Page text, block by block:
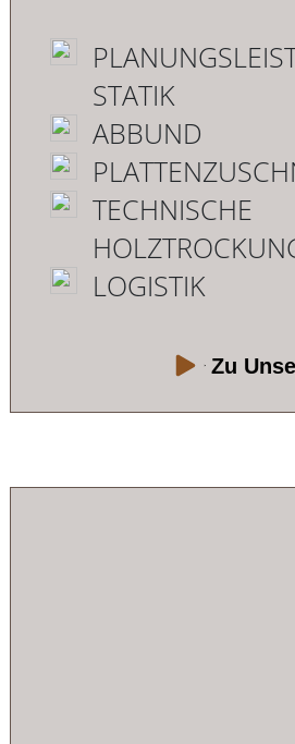
STATIK
ABBUND
TECHNISCHE
LOGISTIK
Zu